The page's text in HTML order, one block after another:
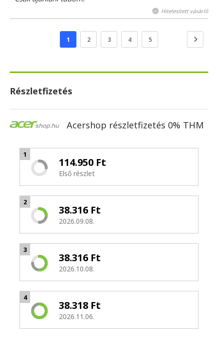
Hitelesített vásárló
1 2 3 4 5
Részletfizetés
Acershop részletfizetés 0% THM
1
114.950 Ft
Első részlet
2
38.316 Ft
2026.09.08.
3
38.316 Ft
2026.10.08.
4
38.318 Ft
2026.11.06.